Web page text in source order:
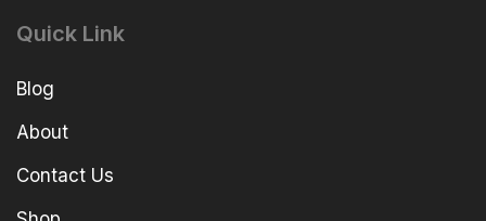
Quick Link
Blog
About
Contact Us